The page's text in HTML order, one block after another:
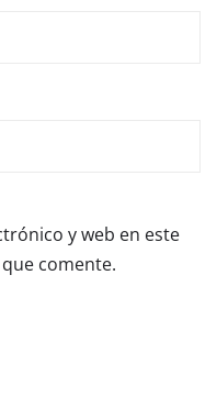
y web en este
comente.